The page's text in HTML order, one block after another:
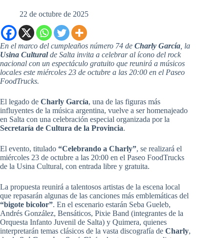
22 de octubre de 2025
En el marco del cumpleaños número 74 de Charly García , la
Usina Culturalde Salta invita a celebrar al ícono del rock
nacional con un espectáculo gratuito que reunirá a músicos
locales este miércoles 23 de octubre a las 20:00 en el Paseo
FoodTrucks.
El legado de Charly García, una de las figuras más
influyentes de la música argentina, vuelve a ser homenajeado
en Salta con una celebración especial organizada por la
Secretaría de Cultura de la Provincia.
El evento, titulado “Celebrando a Charly”, se realizará el
miércoles 23 de octubre a las 20:00 en el Paseo FoodTrucks
de la Usina Cultural, con entrada libre y gratuita.
La propuesta reunirá a talentosos artistas de la escena local
que repasarán algunas de las canciones más emblemáticas del
“bigote bicolor”. En el escenario estarán Seba Gueleb,
Andrés González, Bensáticos, Pixie Band (integrantes de la
Orquesta Infanto Juvenil de Salta) y Quimera, quienes
interpretarán temas clásicos de la vasta discografía de Charly,